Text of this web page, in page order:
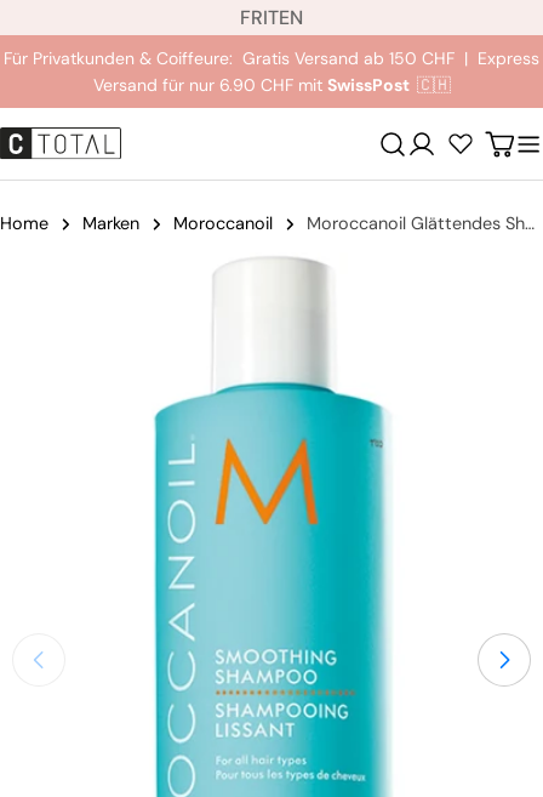
p
r
a
c
h
EN
IT
FR
Für Privatkunden & Coiffeure: Gratis Versand ab 150 CHF | Express
Versand für nur 6.90 CHF mit SwissPost 🇨🇭
Anmeldung
Home Marken Moroccanoil Moroccanoil Glättendes Shampoo
Sie das Medium 0 im Modalmodus